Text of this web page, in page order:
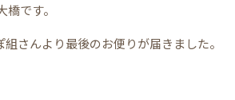
橋です。
組さんより最後のお便りが届きました。